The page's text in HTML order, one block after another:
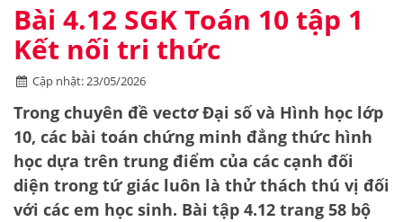
Bài 4.12 SGK Toán 10 tập 1
Kết nối tri thức
Cập nhật: 23/05/2026
Trong chuyên đề vectơ Đại số và Hình học lớp
10, các bài toán chứng minh đẳng thức hình
học dựa trên trung điểm của các cạnh đối
diện trong tứ giác luôn là thử thách thú vị đối
với các em học sinh. Bài tập 4.12 trang 58 bộ